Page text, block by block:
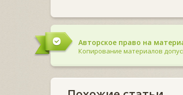
Авторское право на
Копирование материалов